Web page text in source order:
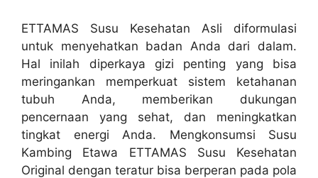
ETTAMAS Susu Kesehatan Asli diformulasi
untuk menyehatkan badan Anda dari dalam.
Hal inilah diperkaya gizi penting yang bisa
meringankan memperkuat sistem ketahanan
tubuh Anda, memberikan dukungan
pencernaan yang sehat, dan meningkatkan
tingkat energi Anda. Mengkonsumsi Susu
Kambing Etawa ETTAMAS Susu Kesehatan
Original dengan teratur bisa berperan pada pola